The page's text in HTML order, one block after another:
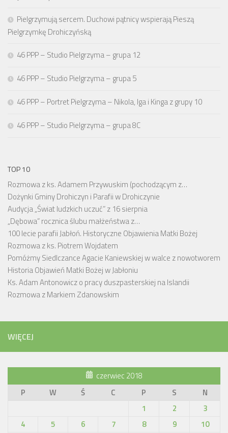
Pielgrzymują sercem. Duchowi pątnicy wspierają Pieszą
Pielgrzymkę Drohiczyńską
46 PPP – Studio Pielgrzyma – grupa 12
46 PPP – Studio Pielgrzyma – grupa 5
46 PPP – Portret Pielgrzyma – Nikola, Iga i Kinga z grupy 10
46 PPP – Studio Pielgrzyma – grupa 8C
TOP 10
Rozmowa z ks. Adamem Przywuskim (pochodzącym z…
Dożynki Gminy Drohiczyn i Parafii w Drohiczynie
Audycja „Świat ludzkich uczuć” z 16 sierpnia
„Dębowa” rocznica ślubu małżeństwa z…
100 lecie parafii Jabłoń. Historyczne Objawienia Matki Bożej
Rozmowa z ks. Piotrem Wojdatem
Pomóżmy Siedlczance Agacie Kaniewskiej w walce z nowotworem
Historia Objawień Matki Bożej w Jabłoniu
Ks. Adam Antonowicz o pracy duszpasterskiej na Islandii
Rozmowa z Markiem Zdanowskim
WIĘCEJ
czerwiec 2018
P
W Ś C P S
N
1
2
3
4
5 6 7 8 9
10